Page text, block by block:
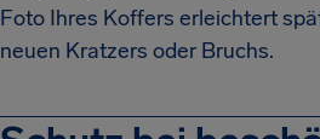
Foto Ihres Koffers erleichtert
neuen Kratzers oder Bruchs.